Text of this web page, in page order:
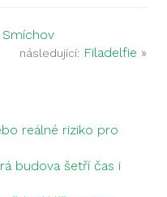
následující: Filadelfie »
reálné riziko pro
budova šetří čas i